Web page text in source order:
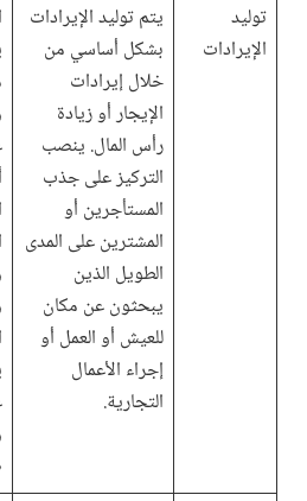
توليد
الإيرادات
يتم توليد الإيرادات
بشكل أساسي من
خلال إيرادات
الإيجار أو زيادة
رأس المال. ينصب
التركيز على جذب
المستأجرين أو
المشترين على المدى
الطويل الذين
يبحثون عن مكان
للعيش أو العمل أو
إجراء الأعمال
التجارية.